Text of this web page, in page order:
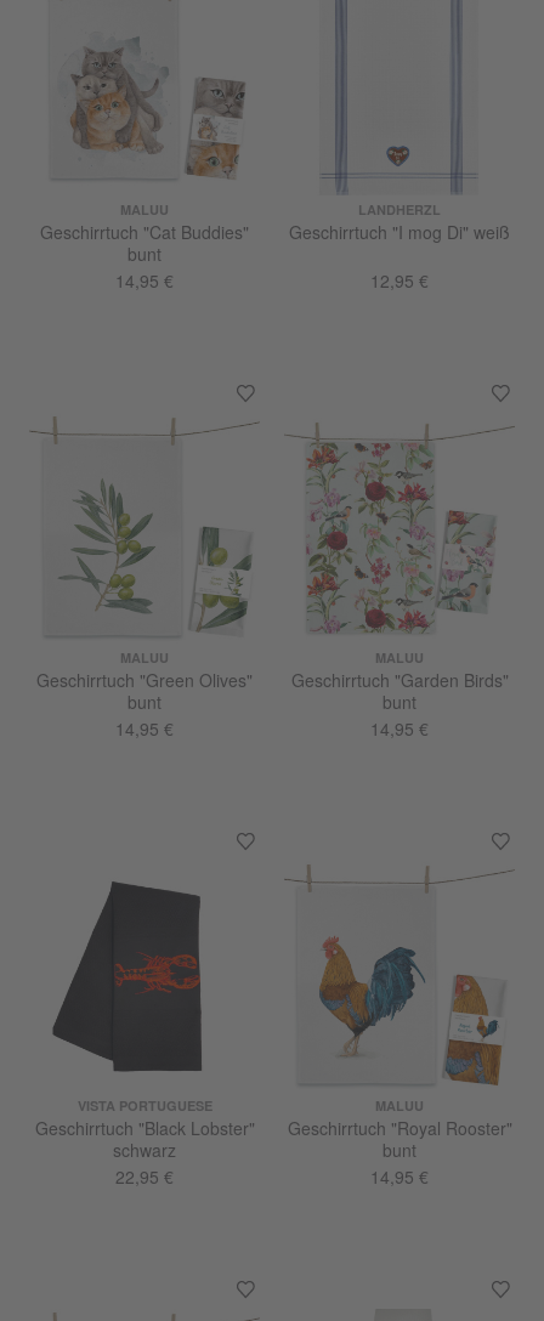
MALUU
Geschirrtuch "Cat Buddies"
bunt
14,95 €
LANDHERZL
Geschirrtuch "I mog Di" weiß
12,95 €
MALUU
Geschirrtuch "Green Olives"
bunt
14,95 €
MALUU
Geschirrtuch "Garden Birds"
bunt
14,95 €
VISTA PORTUGUESE
Geschirrtuch "Black Lobster"
schwarz
22,95 €
MALUU
Geschirrtuch "Royal Rooster"
bunt
14,95 €